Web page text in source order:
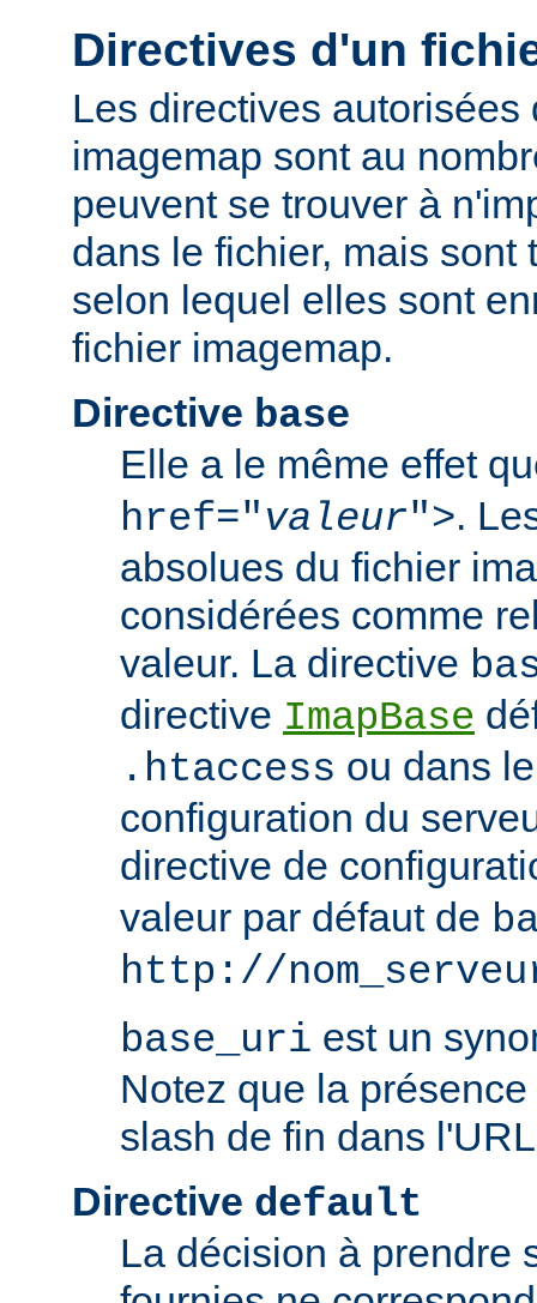
Directives d'un
Les directives autorisées
imagemap sont au
peuvent se trouver à
dans le fichier, mais sont
selon lequel elles sont
fichier imagemap.
Directive base
Elle a le même effet
href="valeur">.
absolues du fichier
considérées comme
valeur. La directive
directive ImapBase
.htaccess ou dans
configuration du
directive de
valeur par défaut de
http://
base_uri est un
Notez que la
slash de fin dans
Directive default
La décision à prendre